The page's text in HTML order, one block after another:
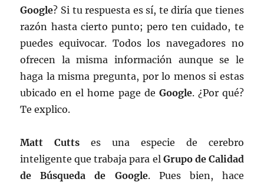
Google? Si tu respuesta es sí, te diría que tienes
razón hasta cierto punto; pero ten cuidado, te
puedes equivocar. Todos los navegadores no
ofrecen la misma información aunque se le
haga la misma pregunta, por lo menos si estas
ubicado en el home page de Google. ¿Por qué?
Te explico.
Matt Cutts es una especie de cerebro
inteligente que trabaja para el Grupo de Calidad
de Búsqueda de Google. Pues bien, hace